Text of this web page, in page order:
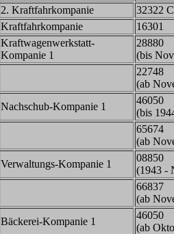
2. Kraftfahrkompanie
32322 C
Kraftfahrkompanie
16301
Kraftwagenwerkstatt-
Kompanie 1
28880
(bis
22748
(ab
Nachschub-Kompanie 1
46050
(bis
65674
(ab
Verwaltungs-Kompanie 1
08850
(1943 -
66837
(ab
Bäckerei-Kompanie 1
46050
(ab